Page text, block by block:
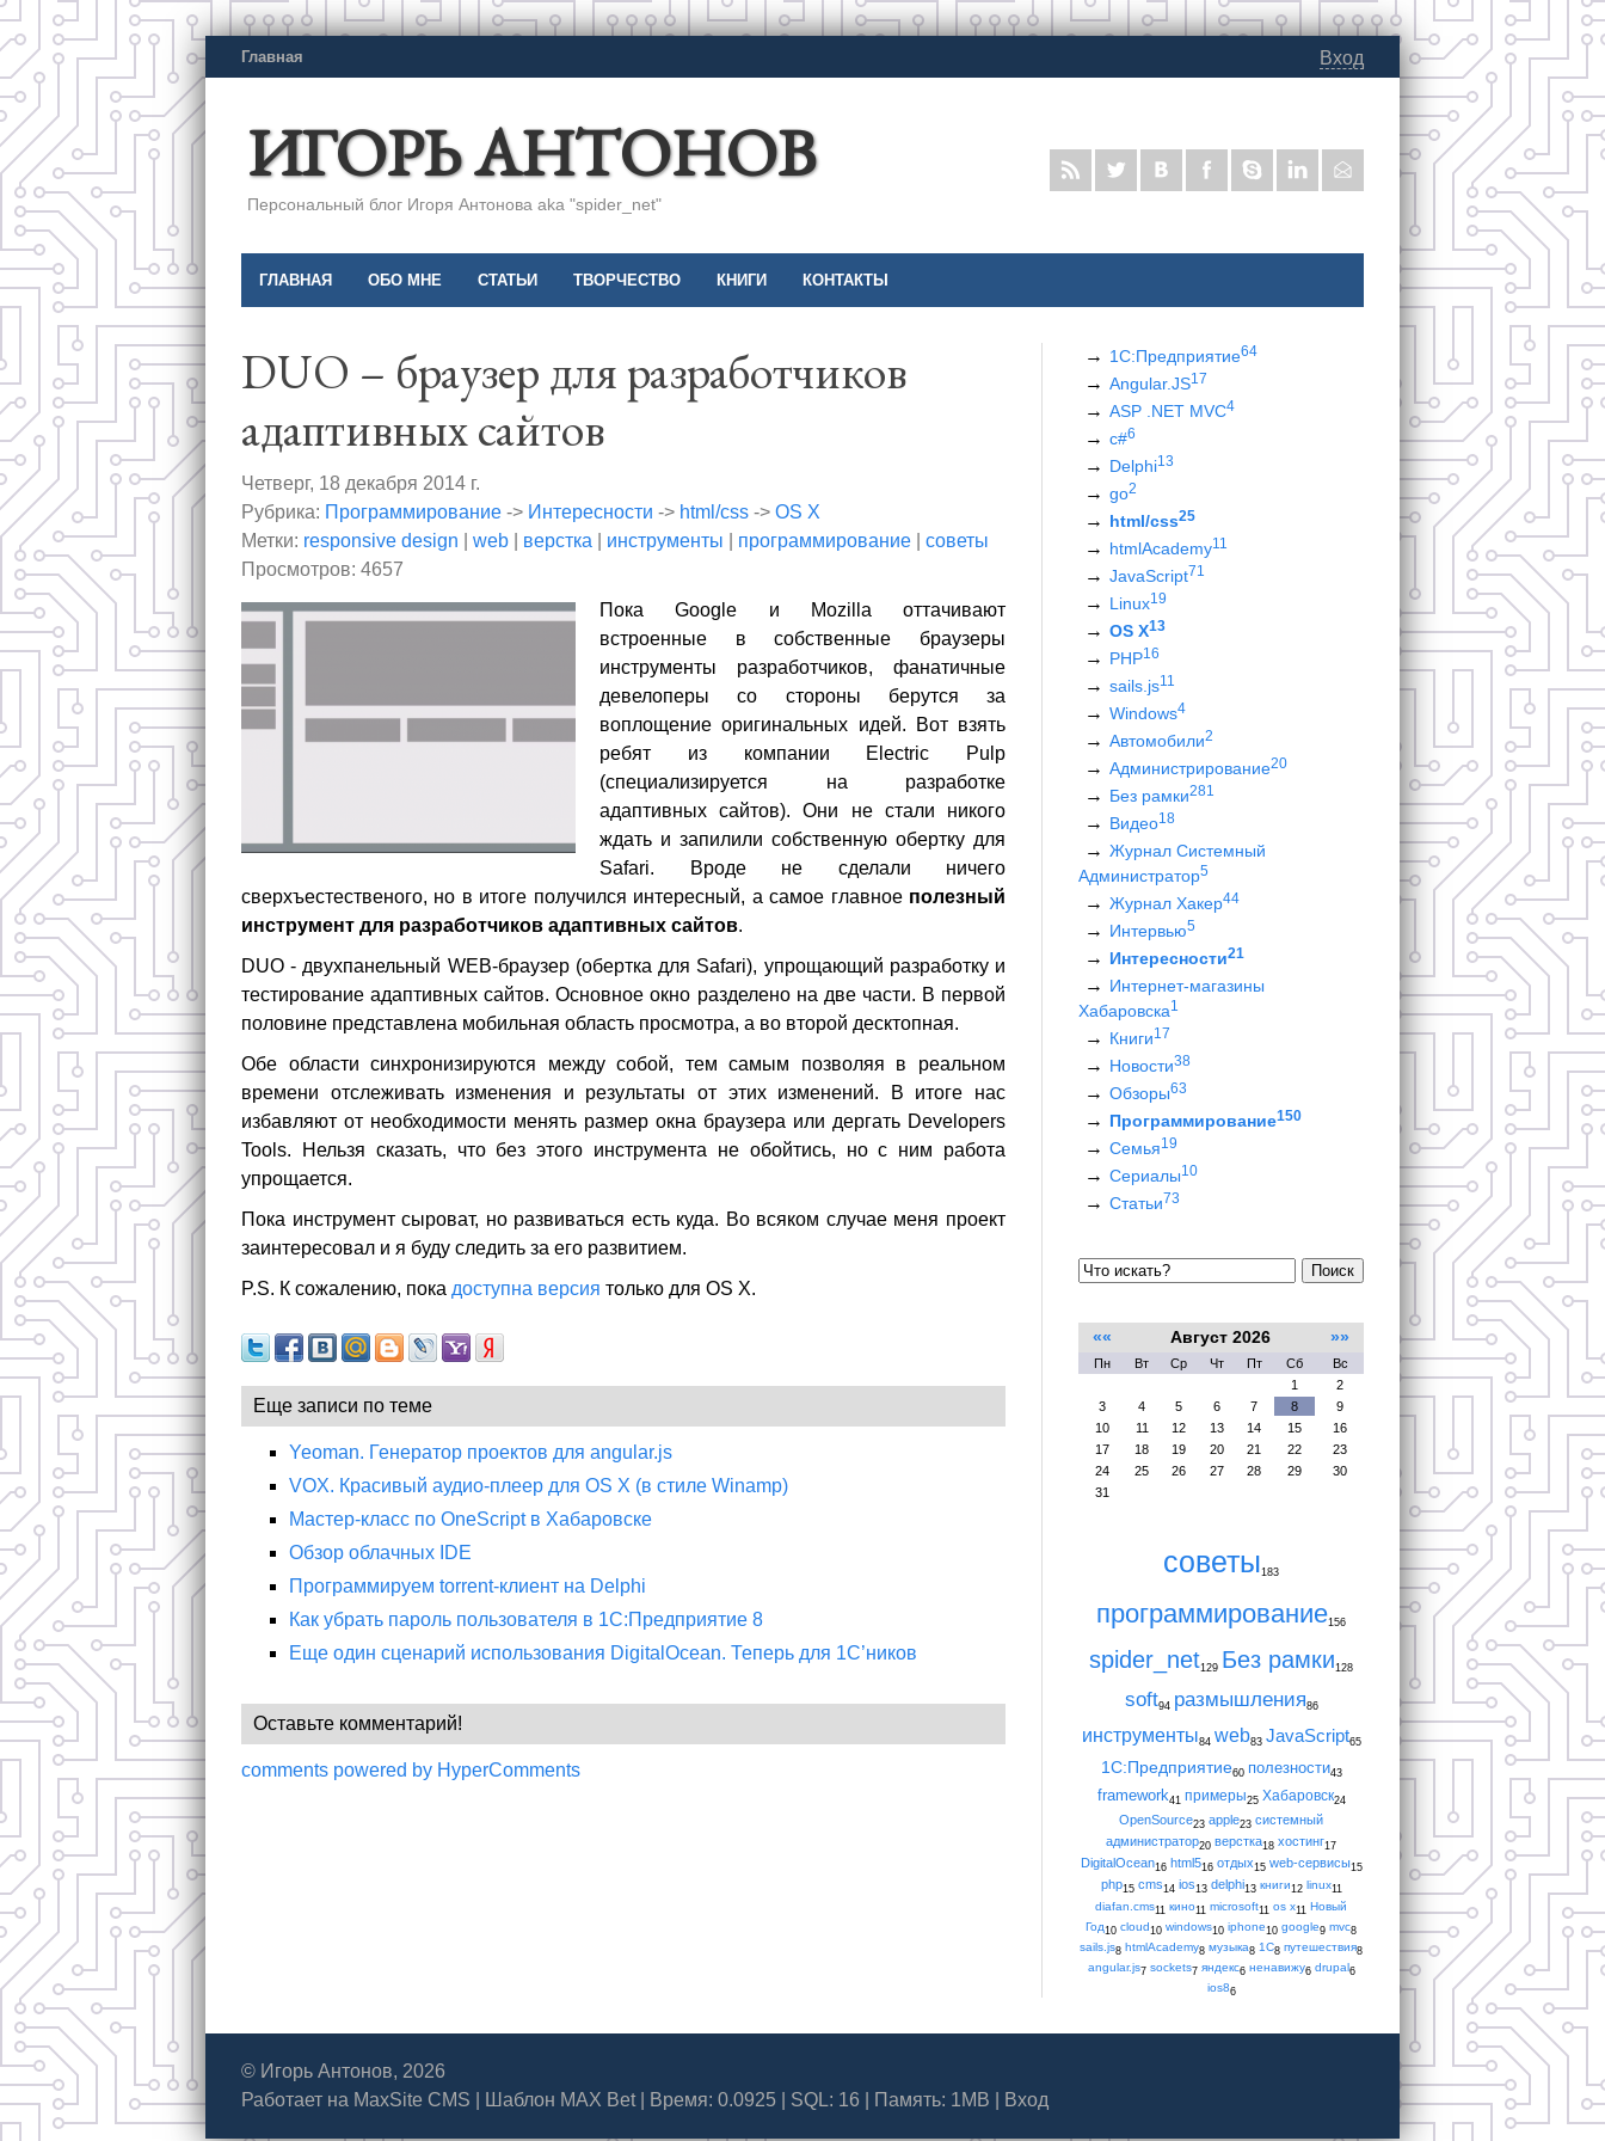
Главная Вход
ИГОРЬ АНТОНОВ
Персональный блог Игоря Антонова aka "spider_net"
ГЛАВНАЯ ОБО МНЕ СТАТЬИ ТВОРЧЕСТВО КНИГИ КОНТАКТЫ
DUO – браузер для разработчиков
адаптивных сайтов
Четверг, 18 декабря 2014 г.
Рубрика: Программирование -> Интересности -> html/css -> OS X
Метки: responsive design web верстка инструменты программирование
советы
Просмотров: 4657
Пока Google и Mozilla оттачивают
встроенные в собственные браузеры
инструменты разработчиков, фанатичные
девелоперы со стороны берутся за
воплощение оригинальных идей. Вот взять
ребят из компании Electric Pulp
(специализируется на разработке
адаптивных сайтов). Они не стали никого
ждать и запилили собственную обертку для
Safari. Вроде не сделали ничего
сверхъестественого, но в итоге получился интересный, а самое главное полезный
инструмент для разработчиков адаптивных сайтов.
DUO - двухпанельный WEB-браузер (обертка для Safari), упрощающий разработку и
тестирование адаптивных сайтов. Основное окно разделено на две части. В первой
половине представлена мобильная область просмотра, а во второй десктопная.
Обе области синхронизируются между собой, тем самым позволяя в реальном
времени отслеживать изменения и результаты от этих изменений. В итоге нас
избавляют от необходимости менять размер окна браузера или дергать Developers
Tools. Нельзя сказать, что без этого инструмента не обойтись, но с ним работа
упрощается.
Пока инструмент сыроват, но развиваться есть куда. Во всяком случае меня проект
заинтересовал и я буду следить за его развитием.
P.S. К сожалению, пока доступна версия только для OS X.
Еще записи по теме
Yeoman. Генератор проектов для angular.js
VOX. Красивый аудио-плеер для OS X (в стиле Winamp)
Мастер-класс по OneScript в Хабаровске
Обзор облачных IDE
Программируем torrent-клиент на Delphi
Как убрать пароль пользователя в 1С:Предприятие 8
Еще один сценарий использования DigitalOcean. Теперь для 1С’ников
Оставьте комментарий!
comments powered by HyperComments
1С:Предприятие64
Angular.JS17
ASP .NET MVC4
c#6
Delphi13
go2
html/css25
htmlAcademy11
JavaScript71
Linux19
OS X13
PHP16
sails.js11
Windows4
Автомобили2
Администрирование20
Без рамки281
Видео18
Журнал Системный
Администратор5
Журнал Хакер44
Интервью5
Интересности21
Интернет-магазины
Хабаровска1
Книги17
Новости38
Обзоры63
Программирование150
Семья19
Сериалы10
Статьи 73
Поиск
«« Август 2026 »»
Пн Вт Ср Чт Пт Сб
Вс
1
2
3
4 5 6 7 8
9
10
11 12 13 14 15
16
17
18 19 20 21 22
23
24
25 26 27 28 29
30
31
советы183
программирование156
spider_net129 Без рамки128
soft94 размышления86
инструменты84 web83 JavaScript65
1С:Предприятие60 полезности43
framework41 примеры25 Хабаровск24
OpenSource23 apple23 системный
администратор20 верстка18 хостинг17
DigitalOcean16 html516 отдых15 web-сервисы15
php15 cms14 ios13 delphi13 книги12 linux11
diafan.cms11 кино11 microsoft11 os x11 Новый
Год10 cloud10 windows10 iphone10 google9 mvc8
sails.js8 htmlAcademy8 музыка8 1С8 путешествия8
angular.js7 sockets7 яндекс6 ненавижу6 drupal6
ios86
© Игорь Антонов, 2026
Работает на MaxSite CMS Шаблон MAX Bet| Время: 0.0925 | SQL: 16 | Память: 1MB Вход